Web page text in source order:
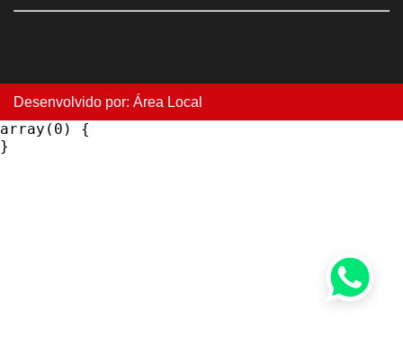
Desenvolvido por: Área Local
array(0) {